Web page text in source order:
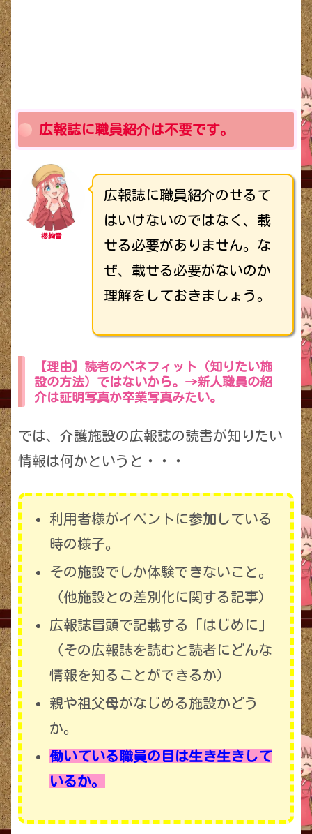
広報誌に職員紹介は不要です。
櫻絢音
広報誌に職員紹介のせるて
はいけないのではなく、載
せる必要がありません。な
ぜ、載せる必要がないのか
理解をしておきましょう。
【理由】読者のベネフィット（知りたい施
設の方法）ではないから。→新人職員の紹
介は証明写真か卒業写真みたい。
では、介護施設の広報誌の読書が知りたい
情報は何かというと・・・
利用者様がイベントに参加している
時の様子。
その施設でしか体験できないこと。
（他施設との差別化に関する記事）
広報誌冒頭で記載する「はじめに」
（その広報誌を読むと読者にどんな
情報を知ることができるか）
親や祖父母がなじめる施設かどう
か。
働いている職員の目は生き生きして
いるか。